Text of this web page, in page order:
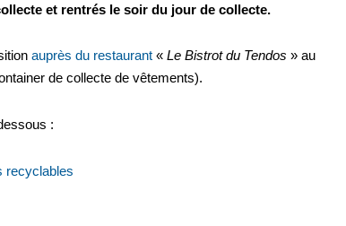
et rentrés le soir du jour de collecte.
auprès du restaurant « Le Bistrot du Tendos » au
de collecte de vêtements).
:
recyclables